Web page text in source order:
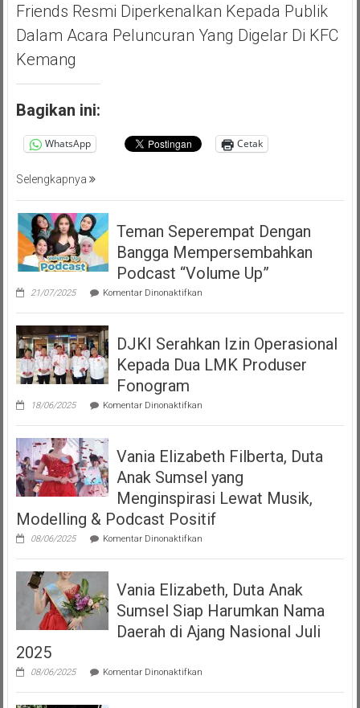
Friends Resmi Diperkenalkan Kepada Publik
Dalam Acara Peluncuran Yang Digelar Di KFC
Kemang
Bagikan ini:
WhatsApp Cetak
Selengkapnya
Teman Seperempat Dengan
Bangga Mempersembahkan
Podcast “Volume Up”
21/07/2025 Komentar Dinonaktifkanpada
Seperempat
Bangga
Mempersembahkan
Podcast
DJKI Serahkan Izin Operasional
Kepada Dua LMK Produser
Fonogram
18/06/2025 Komentar Dinonaktifkanpada
Serahkan
Operasional
Kepada
Dua
LMK
Produser
Fonogram
Vania Elizabeth Filberta, Duta
Anak Sumsel yang
Menginspirasi Lewat Musik,
Modelling & Podcast Positif
08/06/2025 Komentar Dinonaktifkanpada
Elizabeth
Duta
Anak
Sumsel
Menginspirasi
Modelling
Vania Elizabeth, Duta Anak
Sumsel Siap Harumkan Nama
Daerah di Ajang Nasional Juli
2025
08/06/2025 Komentar Dinonaktifkanpada
Elizabeth,